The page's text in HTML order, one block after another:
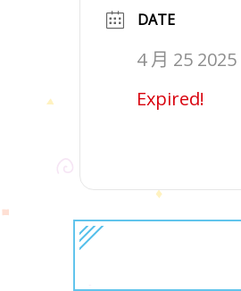
DATE
4 月 25 2025
Expired!